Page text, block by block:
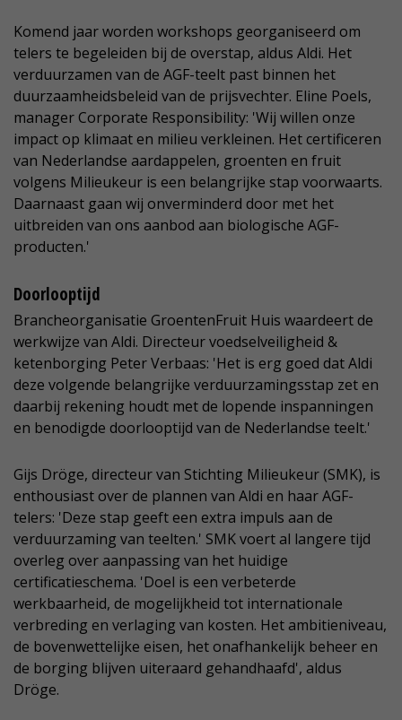
Komend jaar worden workshops georganiseerd om
telers te begeleiden bij de overstap, aldus Aldi. Het
verduurzamen van de AGF-teelt past binnen het
duurzaamheidsbeleid van de prijsvechter. Eline Poels,
manager Corporate Responsibility: 'Wij willen onze
impact op klimaat en milieu verkleinen. Het certificeren
van Nederlandse aardappelen, groenten en fruit
volgens Milieukeur is een belangrijke stap voorwaarts.
Daarnaast gaan wij onverminderd door met het
uitbreiden van ons aanbod aan biologische AGF-
producten.'
Doorlooptijd
Brancheorganisatie GroentenFruit Huis waardeert de
werkwijze van Aldi. Directeur voedselveiligheid &
ketenborging Peter Verbaas: 'Het is erg goed dat Aldi
deze volgende belangrijke verduurzamingsstap zet en
daarbij rekening houdt met de lopende inspanningen
en benodigde doorlooptijd van de Nederlandse teelt.'
Gijs Dröge, directeur van Stichting Milieukeur (SMK), is
enthousiast over de plannen van Aldi en haar AGF-
telers: 'Deze stap geeft een extra impuls aan de
verduurzaming van teelten.' SMK voert al langere tijd
overleg over aanpassing van het huidige
certificatieschema. 'Doel is een verbeterde
werkbaarheid, de mogelijkheid tot internationale
verbreding en verlaging van kosten. Het ambitieniveau,
de bovenwettelijke eisen, het onafhankelijk beheer en
de borging blijven uiteraard gehandhaafd', aldus
Dröge.